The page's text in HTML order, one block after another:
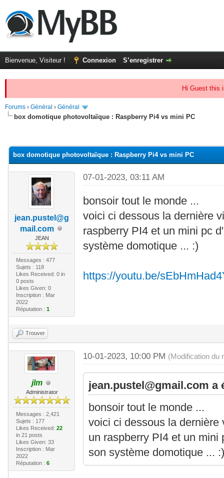
Bienvenue, Visiteur ! Connexion S’enregistrer
Hi Guest this
Forums › Général › Général
box domotique photovoltaïque : Raspberry Pi4 vs mini PC
box domotique photovoltaïque : Raspberry Pi4 vs mini PC
jean.pustel@g
mail.com
JEAN
Messages : 477
Sujets : 118
Likes Received: 0in
0 posts
Likes Given: 0
Inscription : Mar
2022
Réputation : 1
07-01-2023, 03:11 AM
bonsoir tout le monde ...
voici ci dessous la dernière
raspberry PI4 et un mini pc
système domotique ... :)
https://youtu.be/
Trouver
jlm
Administrator
Messages : 2,421
Sujets : 177
Likes Received: 22
in 21 posts
Likes Given: 33
Inscription : Mar
2022
Réputation : 6
10-01-2023, 10:00 PM (Modification du
jean.pustel@gmail.com a
bonsoir tout le monde ...
voici ci dessous la dernière
un raspberry PI4 et un mini
son système domotique ... :)